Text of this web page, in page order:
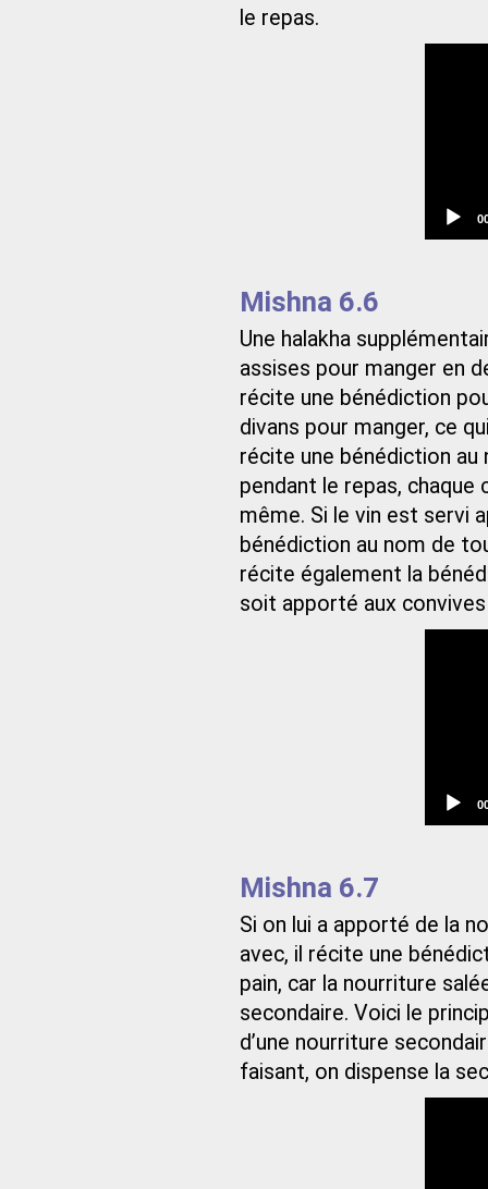
le repas.
Mishna 6.6
Une halakha
assises pour manger en
récite une bénédiction
divans pour manger, ce
récite une bénédiction au
pendant le repas,
même. Si le vin est servi
bénédiction au nom de
récite également la
soit apporté aux convives
Mishna 6.7
Si on lui a apporté de la
avec, il récite une
pain, car la nourriture
secondaire. Voici le
d’une nourriture
faisant, on dispense la